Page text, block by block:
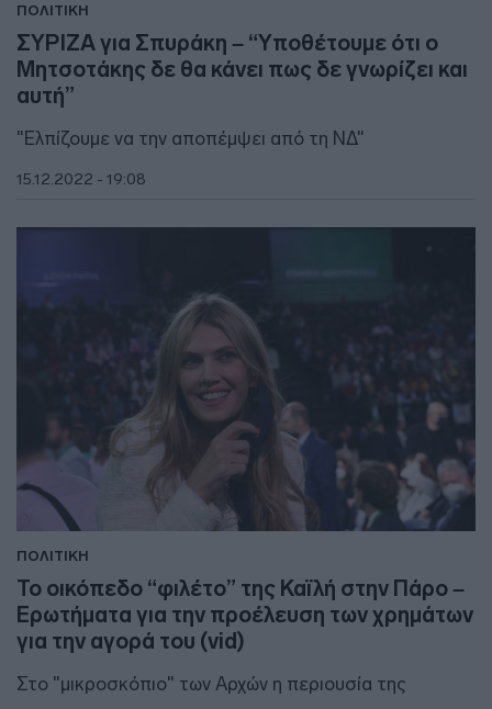
ΠΟΛΙΤΙΚΗ
ΣΥΡΙΖΑ για Σπυράκη – “Υποθέτουμε ότι ο
Μητσοτάκης δε θα κάνει πως δε γνωρίζει και
αυτή”
"Ελπίζουμε να την αποπέμψει από τη ΝΔ"
15.12.2022 - 19:08
ΠΟΛΙΤΙΚΗ
Το οικόπεδο “φιλέτο” της Καϊλή στην Πάρο –
Ερωτήματα για την προέλευση των χρημάτων
για την αγορά του (vid)
Στο "μικροσκόπιο" των Αρχών η περιουσία της